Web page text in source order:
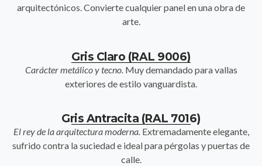
arquitectónicos. Convierte cualquier panel en una obra de
arte.
Gris Claro (RAL 9006)
Carácter metálico y tecno. Muy demandado para vallas
exteriores de estilo vanguardista.
Gris Antracita (RAL 7016)
El rey de la arquitectura moderna.Extremadamente elegante,
sufrido contra la suciedad e ideal para pérgolas y puertas de
calle.